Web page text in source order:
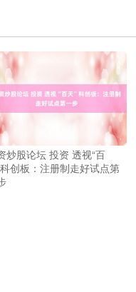
炒股论坛 投资 透视“百
创板：注册制走好试点第